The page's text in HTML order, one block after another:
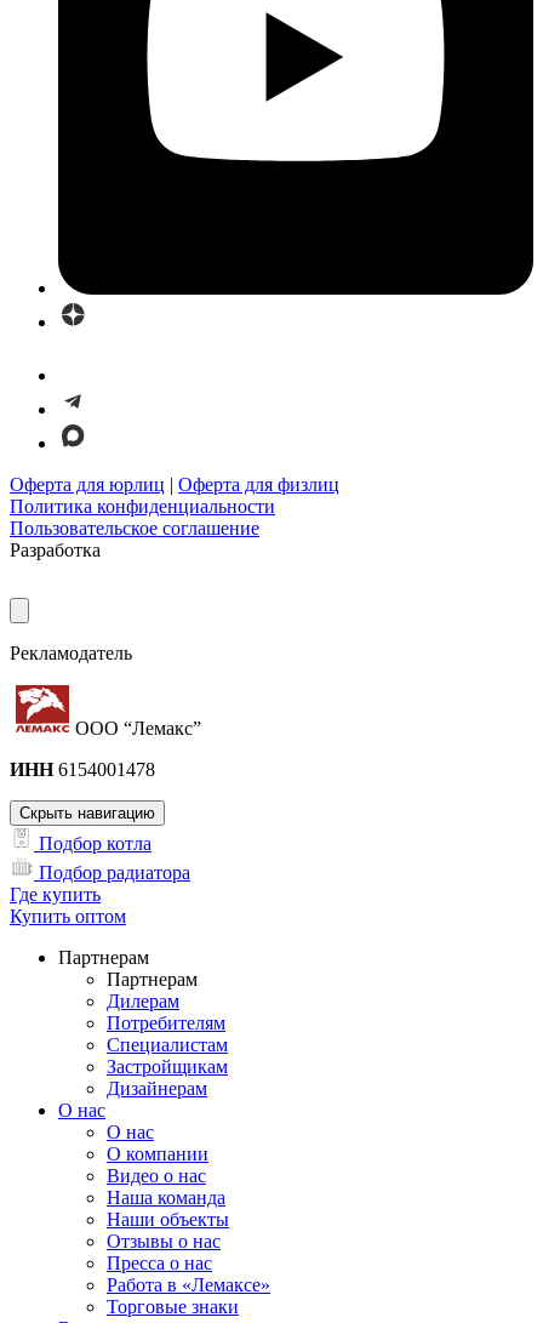
Оферта для юрлиц | Оферта для физлиц
Политика конфиденциальности
Пользовательское соглашение
Разработка
Рекламодатель
ООО “Лемакс”
ИНН6154001478
Скрыть навигацию
Подбор котла
Подбор радиатора
Где купить
Купить оптом
Партнерам
Партнерам
Дилерам
Потребителям
Специалистам
Застройщикам
Дизайнерам
О нас
О нас
О компании
Видео о нас
Наша команда
Наши объекты
Отзывы о нас
Пресса о нас
Работа в «Лемаксе»
Торговые знаки